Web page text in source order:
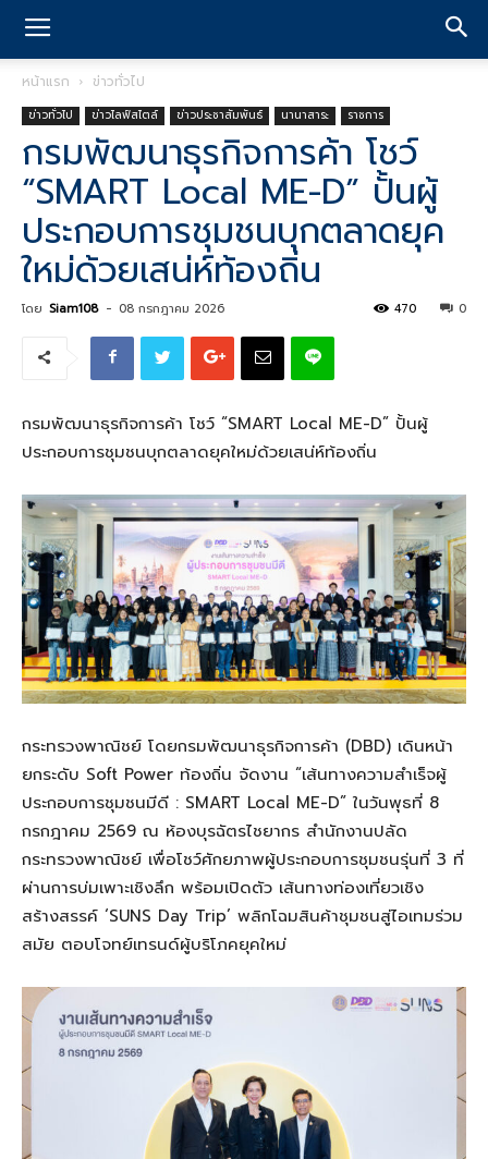
หน้าแรก ข่าวทั่วไป
ข่าวทั่วไป ข่าวไลฟ์สไตล์ ข่าวประชาสัมพันธ์ นานาสาระ ราชการ
กรมพัฒนาธุรกิจการค้า โชว์
“SMART Local ME-D” ปั้นผู้
ประกอบการชุมชนบุกตลาดยุค
ใหม่ด้วยเสน่ห์ท้องถิ่น
โดย Siam108 - 08 กรกฎาคม 2026 0
470
กรมพัฒนาธุรกิจการค้า โชว์ “SMART Local ME-D” ปั้นผู้
ประกอบการชุมชนบุกตลาดยุคใหม่ด้วยเสน่ห์ท้องถิ่น
กระทรวงพาณิชย์ โดยกรมพัฒนาธุรกิจการค้า (DBD) เดินหน้า
ยกระดับ Soft Power ท้องถิ่น จัดงาน “เส้นทางความสําเร็จผู้
ประกอบการชุมชนมีดี : SMART Local ME-D” ในวันพุธที่ 8
กรกฎาคม 2569 ณ ห้องบุรฉัตรไชยากร สํานักงานปลัด
กระทรวงพาณิชย์ เพื่อโชว์ศักยภาพผู้ประกอบการชุมชนรุ่นที่ 3 ที่
ผ่านการบ่มเพาะเชิงลึก พร้อมเปิดตัว เส้นทางท่องเที่ยวเชิง
สร้างสรรค์ ‘SUNS Day Trip’ พลิกโฉมสินค้าชุมชนสู่ไอเทมร่วม
สมัย ตอบโจทย์เทรนด์ผู้บริโภคยุคใหม่